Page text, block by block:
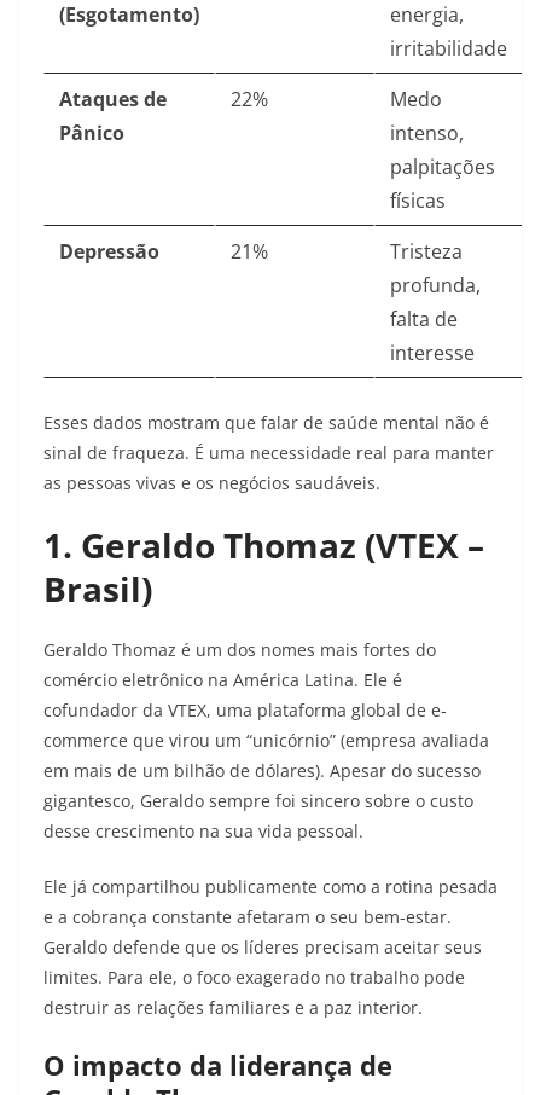
(Esgotamento)
energia,
irritabilidade
Ataques de
Pânico
22%
Medo
intenso,
palpitações
físicas
Depressão
21%
Tristeza
profunda,
falta de
interesse
Esses dados mostram que falar de saúde mental não é
sinal de fraqueza. É uma necessidade real para manter
as pessoas vivas e os negócios saudáveis.
1. Geraldo Thomaz (VTEX –
Brasil)
Geraldo Thomaz é um dos nomes mais fortes do
comércio eletrônico na América Latina. Ele é
cofundador da VTEX, uma plataforma global de e-
commerce que virou um “unicórnio” (empresa avaliada
em mais de um bilhão de dólares). Apesar do sucesso
gigantesco, Geraldo sempre foi sincero sobre o custo
desse crescimento na sua vida pessoal.
Ele já compartilhou publicamente como a rotina pesada
e a cobrança constante afetaram o seu bem-estar.
Geraldo defende que os líderes precisam aceitar seus
limites. Para ele, o foco exagerado no trabalho pode
destruir as relações familiares e a paz interior.
O impacto da liderança de